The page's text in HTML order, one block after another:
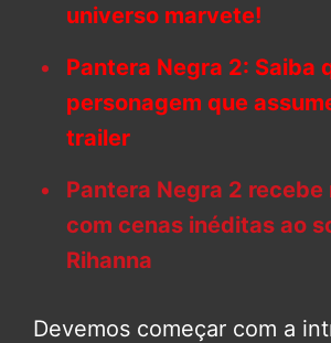
universo marvete!
Pantera Negra 2: Saiba
personagem que
trailer
Pantera Negra 2
com cenas inéditas ao
Rihanna
Devemos começar com a